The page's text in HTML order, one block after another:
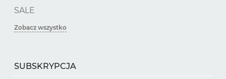
SALE
Zobacz wszystko
SUBSKRYPCJA